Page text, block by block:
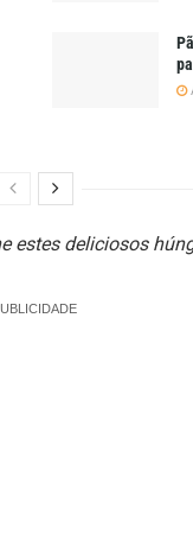
estes deliciosos